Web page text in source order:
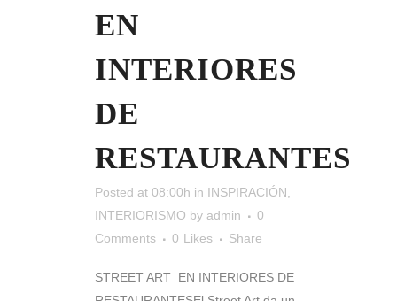
EN
INTERIORES
DE
RESTAURANTES
Posted at 08:00h in INSPIRACIÓN,
INTERIORISMO by admin
0
Comments
0 Likes Share
STREET ART EN INTERIORES DE